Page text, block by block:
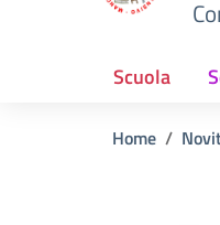
Scuola
Home